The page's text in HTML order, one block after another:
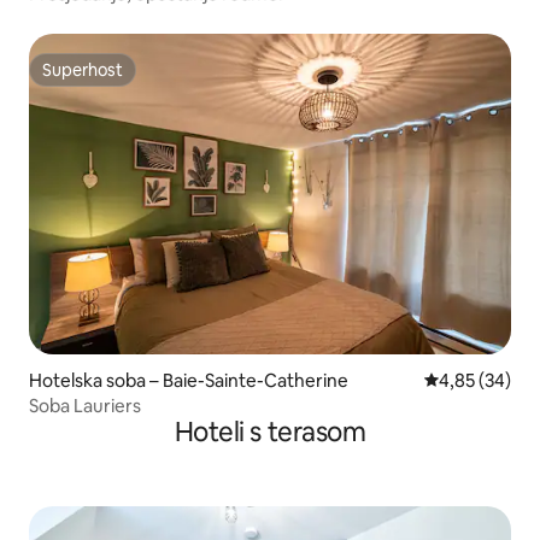
Superhost
Superhost
Hotelska soba – Baie-Sainte-Catherine Prosječna
4,85 (34)
Soba Lauriers
Hoteli s terasom